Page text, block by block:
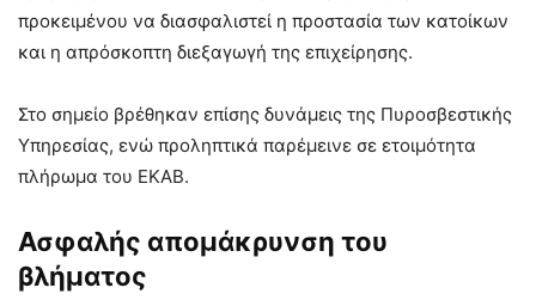
προκειμένου να διασφαλιστεί η προστασία των κατοίκων
και η απρόσκοπτη διεξαγωγή της επιχείρησης.
Στο σημείο βρέθηκαν επίσης δυνάμεις της Πυροσβεστικής
Υπηρεσίας, ενώ προληπτικά παρέμεινε σε ετοιμότητα
πλήρωμα του ΕΚΑΒ.
Ασφαλής απομάκρυνση του
βλήματος